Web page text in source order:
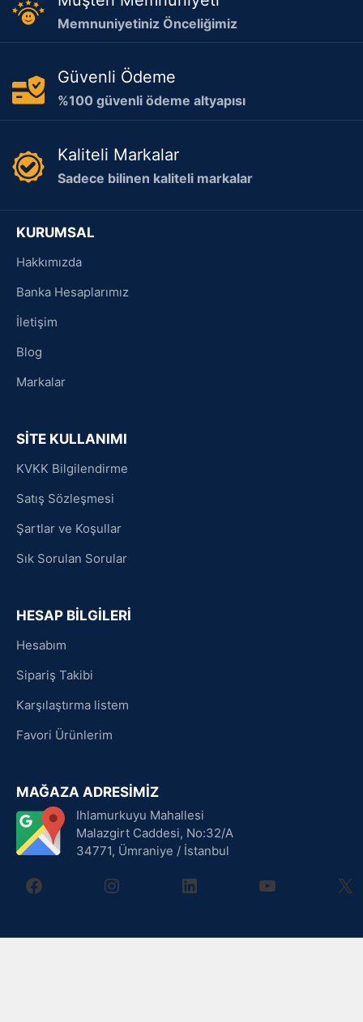
Memnuniyetiniz Önceliğimiz
Güvenli Ödeme
%100 güvenli ödeme altyapısı
Kaliteli Markalar
Sadece bilinen kaliteli markalar
KURUMSAL
Hakkımızda
Banka Hesaplarımız
İletişim
Blog
Markalar
SİTE KULLANIMI
KVKK Bilgilendirme
Satış Sözleşmesi
Şartlar ve Koşullar
Sık Sorulan Sorular
HESAP BİLGİLERİ
Hesabım
Sipariş Takibi
Karşılaştırma listem
Favori Ürünlerim
MAĞAZA ADRESİMİZ
Ihlamurkuyu Mahallesi
Malazgirt Caddesi, No:32/A
34771, Ümraniye / İstanbul
facebookinstagramlinkedin youtube X